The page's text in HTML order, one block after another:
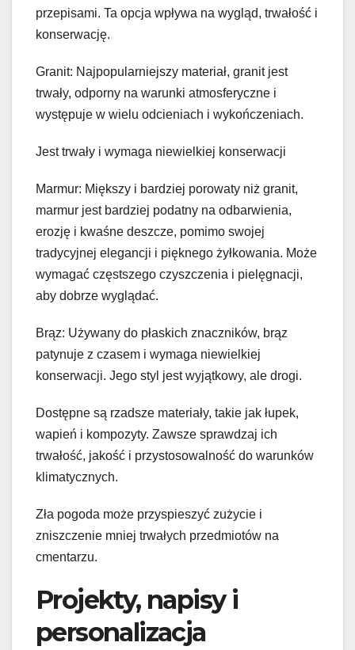
przepisami. Ta opcja wpływa na wygląd, trwałość i
konserwację.
Granit: Najpopularniejszy materiał, granit jest
trwały, odporny na warunki atmosferyczne i
występuje w wielu odcieniach i wykończeniach.
Jest trwały i wymaga niewielkiej konserwacji
Marmur: Miększy i bardziej porowaty niż granit,
marmur jest bardziej podatny na odbarwienia,
erozję i kwaśne deszcze, pomimo swojej
tradycyjnej elegancji i pięknego żyłkowania. Może
wymagać częstszego czyszczenia i pielęgnacji,
aby dobrze wyglądać.
Brąz: Używany do płaskich znaczników, brąz
patynuje z czasem i wymaga niewielkiej
konserwacji. Jego styl jest wyjątkowy, ale drogi.
Dostępne są rzadsze materiały, takie jak łupek,
wapień i kompozyty. Zawsze sprawdzaj ich
trwałość, jakość i przystosowalność do warunków
klimatycznych.
Zła pogoda może przyspieszyć zużycie i
zniszczenie mniej trwałych przedmiotów na
cmentarzu.
Projekty, napisy i
personalizacja